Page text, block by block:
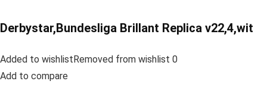
Derbystar,Bundesliga Brillant Replica v22,4,wit
Added to wishlistRemoved from wishlist 0
Add to compare